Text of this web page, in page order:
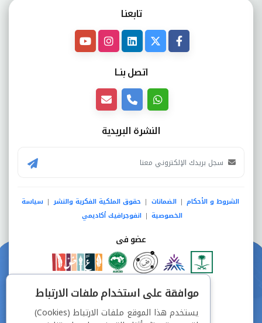
تابعنـا
اتصل بنــا
النشرة البريدية
الشروط و الأحكام | الضمانات | حقوق الملكية الفكرية والنشر | سياسة
الخصوصية | انفوجرافيك أكاديمي
عضو فى
دفع آمن من خلال
موافقة على استخدام ملفات الارتباط
يستخدم هذا الموقع ملفات الارتباط (Cookies)